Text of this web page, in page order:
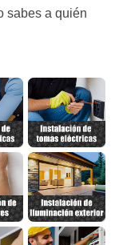
sabes a quién